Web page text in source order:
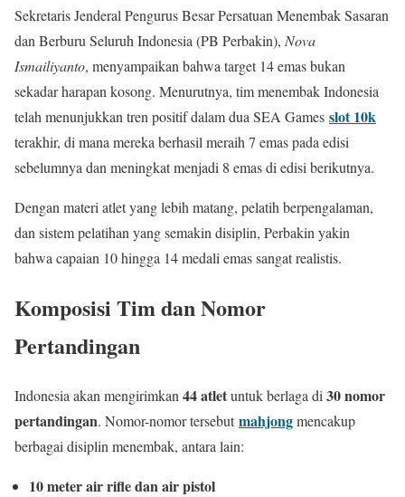
Sekretaris Jenderal Pengurus Besar Persatuan Menembak Sasaran
dan Berburu Seluruh Indonesia (PB Perbakin), Nova
Ismailiyanto, menyampaikan bahwa target 14 emas bukan
sekadar harapan kosong. Menurutnya, tim menembak Indonesia
telah menunjukkan tren positif dalam dua SEA Games slot 10k
terakhir, di mana mereka berhasil meraih 7 emas pada edisi
sebelumnya dan meningkat menjadi 8 emas di edisi berikutnya.
Dengan materi atlet yang lebih matang, pelatih berpengalaman,
dan sistem pelatihan yang semakin disiplin, Perbakin yakin
bahwa capaian 10 hingga 14 medali emas sangat realistis.
Komposisi Tim dan Nomor
Pertandingan
Indonesia akan mengirimkan 44 atletuntuk berlaga di 30 nomor
pertandingan. Nomor-nomor tersebutmahjongmencakup
berbagai disiplin menembak, antara lain:
10 meter air rifle dan air pistol